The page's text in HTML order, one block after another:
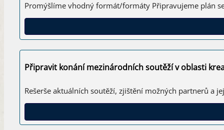
Promýšlíme vhodný formát/formáty Připravujeme plán
Připravit konání mezinárodních soutěží v oblasti
Rešerše aktuálních soutěží, zjištění možných partnerů a